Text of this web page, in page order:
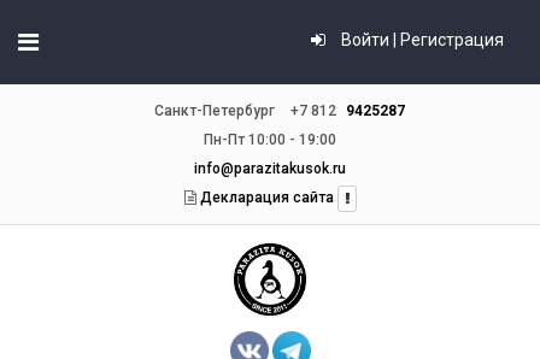
Войти | Регистрация
Санкт-Петербург +7 812
9425287
Пн-Пт 10:00 - 19:00
info@parazitakusok.ru
Декларация сайта